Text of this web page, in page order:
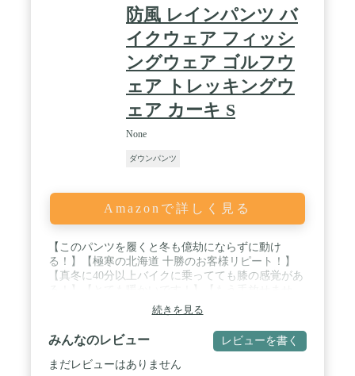
防風 レインパンツ バ
イクウェア フィッシ
ングウェア ゴルフウ
ェア トレッキングウ
ェア カーキ S
None
ダウンパンツ
Amazonで詳しく見る
【このパンツを履くと冬も億劫にならずに動け
る！】【極寒の北海道 十勝のお客様リピート！】
【真冬に40分以上バイクに乗ってても膝の感覚があ
ん！】と嬉しい評価を頂いております！ / 【異次元
の温かさ】にリピーター続出！ハイスペック羽毛の
【ダックダウン】を【たっぷりダウン300g以上※】
を充填！【高い蓄熱性】 × 【防寒性】 × 【透湿発散
性】を発揮！ / 猛烈な雨でも耐えられる防水透湿強
続きを見る
みんなのレビュー レビューを書く
まだレビューはありません